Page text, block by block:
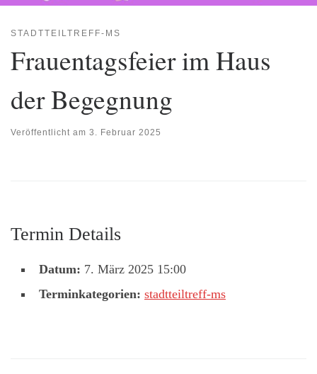
STADTTEILTREFF-MS
Frauentagsfeier im Haus
der Begegnung
Veröffentlicht am 3. Februar 2025
Termin Details
Datum: 7. März 2025 15:00
Terminkategorien: stadtteiltreff-ms